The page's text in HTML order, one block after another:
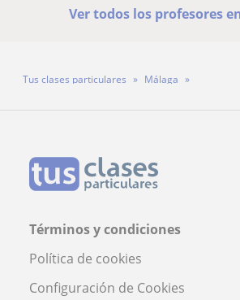
Ver todos los profesores
Tus clases particulares
Málaga
Términos y condiciones
Política de cookies
Configuración de Cookies